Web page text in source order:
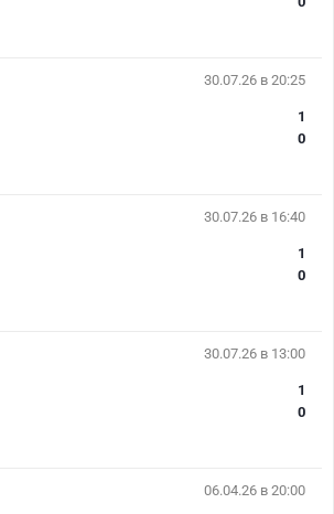
30.07.26 в 20:25
1
0
30.07.26 в 16:40
1
0
30.07.26 в 13:00
1
0
06.04.26 в 20:00